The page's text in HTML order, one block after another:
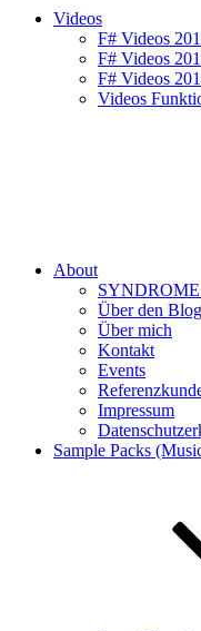
Videos
F# Videos
F# Videos
F# Videos
Videos
About
Über den Blog
Über mich
Kontakt
Events
Impressum
Sample Packs